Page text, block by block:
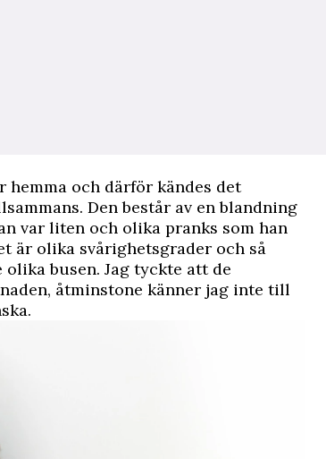
och därför kändes det
Den består av en blandning
var liten och olika pranks som han
är olika svårighetsgrader och så
busen. Jag tyckte att de
åtminstone känner jag inte till